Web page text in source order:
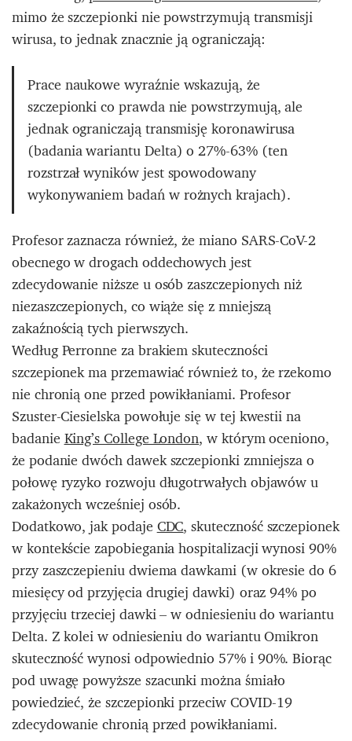
mimo że szczepionki nie powstrzymują transmisji
wirusa, to jednak znacznie ją ograniczają:
Prace naukowe wyraźnie wskazują, że
szczepionki co prawda nie powstrzymują, ale
jednak ograniczają transmisję koronawirusa
(badania wariantu Delta) o 27%-63% (ten
rozstrzał wyników jest spowodowany
wykonywaniem badań w rożnych krajach).
Profesor zaznacza również, że miano SARS-CoV-2
obecnego w drogach oddechowych jest
zdecydowanie niższe u osób zaszczepionych niż
niezaszczepionych, co wiąże się z mniejszą
zakaźnością tych pierwszych.
Według Perronne za brakiem skuteczności
szczepionek ma przemawiać również to, że rzekomo
nie chronią one przed powikłaniami. Profesor
Szuster-Ciesielska powołuje się w tej kwestii na
badanieKing’s College London, w którym oceniono,
że podanie dwóch dawek szczepionki zmniejsza o
połowę ryzyko rozwoju długotrwałych objawów u
zakażonych wcześniej osób.
Dodatkowo, jak podajeCDC, skuteczność szczepionek
w kontekście zapobiegania hospitalizacji wynosi 90%
przy zaszczepieniu dwiema dawkami (w okresie do 6
miesięcy od przyjęcia drugiej dawki) oraz 94% po
przyjęciu trzeciej dawki – w odniesieniu do wariantu
Delta. Z kolei w odniesieniu do wariantu Omikron
skuteczność wynosi odpowiednio 57% i 90%. Biorąc
pod uwagę powyższe szacunki można śmiało
powiedzieć, że szczepionki przeciw COVID-19
zdecydowanie chronią przed powikłaniami.